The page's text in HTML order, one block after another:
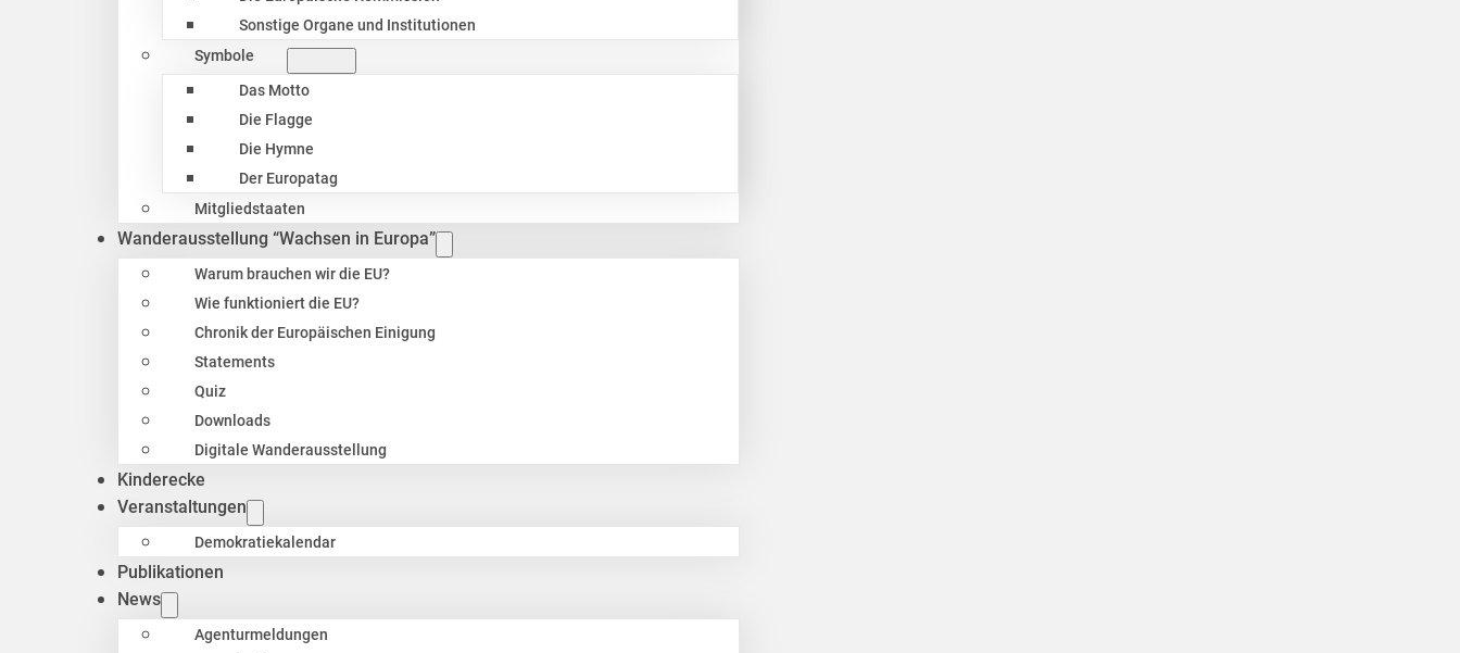
Sonstige Organe und Institutionen
Symbole
Das Motto
Die Flagge
Die Hymne
Der Europatag
Mitgliedstaaten
Wanderausstellung “Wachsen in Europa”
Warum brauchen wir die EU?
Wie funktioniert die EU?
Chronik der Europäischen Einigung
Statements
Quiz
Downloads
Digitale Wanderausstellung
Kinderecke
Veranstaltungen
Demokratiekalendar
Publikationen
News
Agenturmeldungen